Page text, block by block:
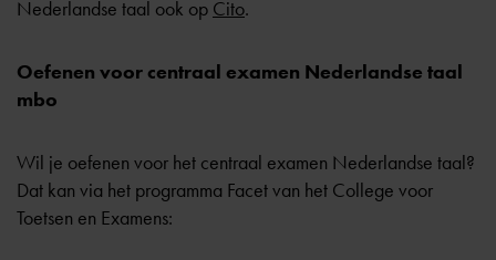
Nederlandse taal ook op Cito.
Oefenen voor centraal examen Nederlandse taal
mbo
Wil je oefenen voor het centraal examen Nederlandse taal?
Dat kan via het programma Facet van het College voor
Toetsen en Examens: